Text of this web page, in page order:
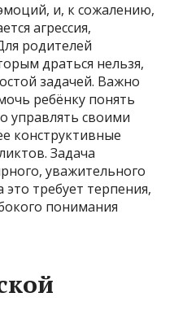
и, к сожалению,
агрессия,
родителей
драться нельзя,
задачей. Важно
ребёнку понять
управлять своими
конструктивные
Задача
уважительного
требует терпения,
понимания